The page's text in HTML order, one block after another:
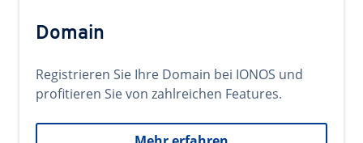
Domain
Registrieren Sie Ihre Domain bei IONOS und
profitieren Sie von zahlreichen Features.